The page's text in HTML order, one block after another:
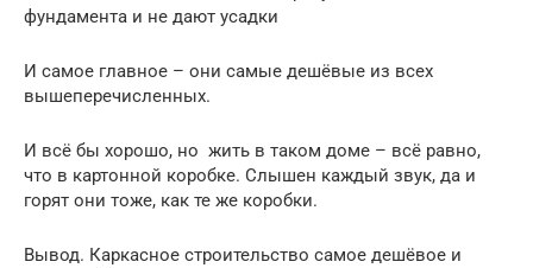
фундамента и не дают усадки
И самое главное – они самые дешёвые из всех
вышеперечисленных.
И всё бы хорошо, но жить в таком доме – всё равно,
что в картонной коробке. Слышен каждый звук, да и
горят они тоже, как те же коробки.
Вывод. Каркасное строительство самое дешёвое и